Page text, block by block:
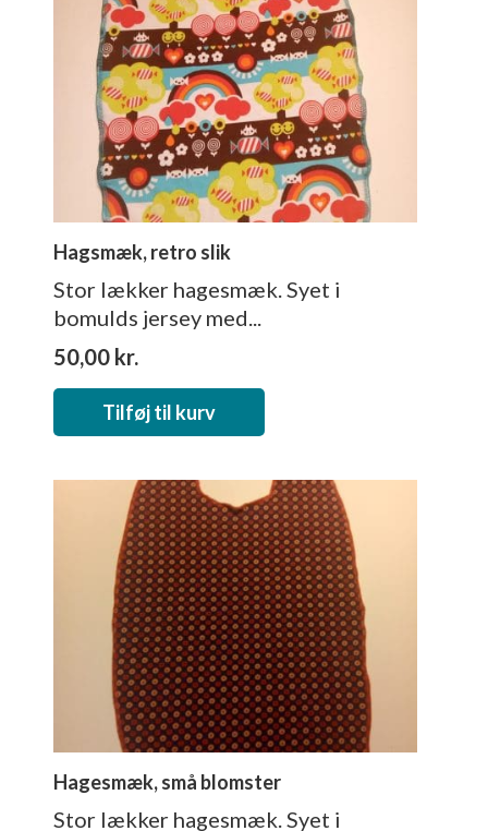
Hagsmæk, retro slik
Stor lækker hagesmæk. Syet i
bomulds jersey med...
50,00 kr.
Tilføj til kurv
Hagesmæk, små blomster
Stor lækker hagesmæk. Syet i